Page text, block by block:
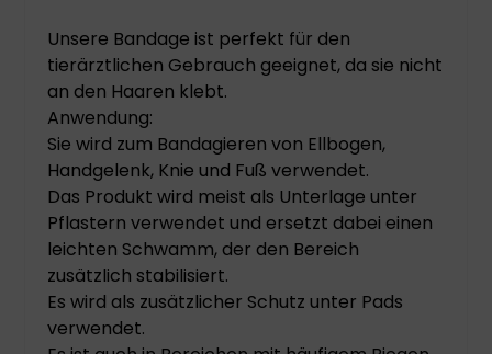
Unsere Bandage ist perfekt für den
tierärztlichen Gebrauch geeignet, da sie nicht
an den Haaren klebt.
Anwendung:
Sie wird zum Bandagieren von Ellbogen,
Handgelenk, Knie und Fuß verwendet.
Das Produkt wird meist als Unterlage unter
Pflastern verwendet und ersetzt dabei einen
leichten Schwamm, der den Bereich
zusätzlich stabilisiert.
Es wird als zusätzlicher Schutz unter Pads
verwendet.